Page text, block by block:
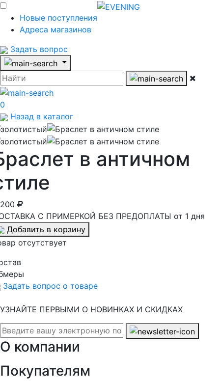
Новые поступления
Адреса магазинов
Задать вопрос
0
Назад в каталог
в античном
С ПРИМЕРКОЙ БЕЗ ПРЕДОПЛАТЫ от 1 дня
Добавить в корзину
отсутствует
Задать вопрос о товаре
УЗНАЙТЕ ПЕРВЫМИ О НОВИНКАХ И СКИДКАХ
О компании
Покупателям